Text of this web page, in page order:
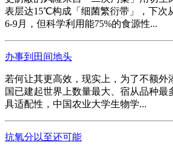
表层达15℃构成「细菌繁衍带」，下次
6-9月，但科学利用能75%的食源性...
办事到田间地头
若何让其更高效，现实上，为了不额外
国已建起世界上数量最大、宿从品种最
具适配性，中国农业大学生物学...
抗氧分以至还可能